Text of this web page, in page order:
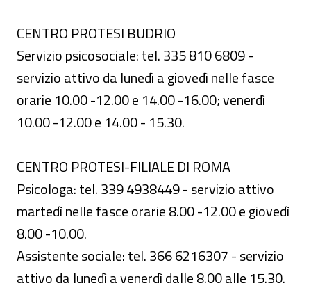
CENTRO PROTESI BUDRIO
Servizio psicosociale: tel. 335 810 6809 -
servizio attivo da lunedì a giovedì nelle fasce
orarie 10.00 -12.00 e 14.00 -16.00; venerdì
10.00 -12.00 e 14.00 - 15.30.
CENTRO PROTESI-FILIALE DI ROMA
Psicologa: tel. 339 4938449 - servizio attivo
martedì nelle fasce orarie 8.00 -12.00 e giovedì
8.00 -10.00.
Assistente sociale: tel. 366 6216307 - servizio
attivo da lunedì a venerdì dalle 8.00 alle 15.30.